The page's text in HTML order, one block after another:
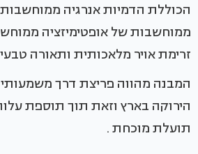
הכוללת הדמיות אנרגיה
זרימת אויר מלאכותית ותאורה
המבנה מהווה פריצת דרך
הירוקה בארץ וזאת תוך תוספת
תועלת מוכחת .